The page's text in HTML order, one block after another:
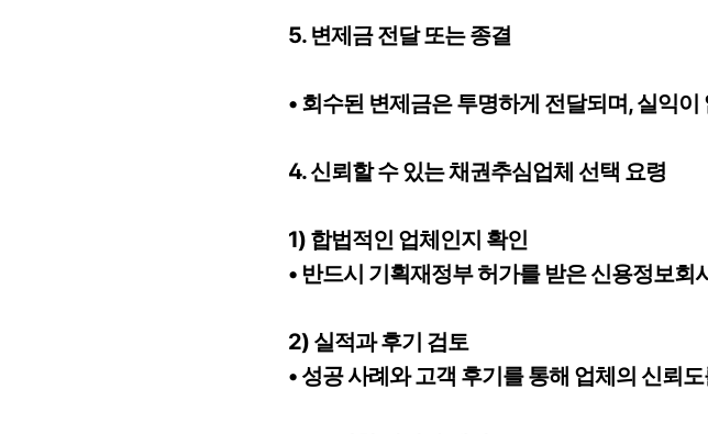
5. 변제금 전달 또는 종결
• 회수된 변제금은 투명하게 전달되며, 실익
4. 신뢰할 수 있는 채권추심업체 선택 요령
1) 합법적인 업체인지 확인
• 반드시 기획재정부 허가를 받은 신용정보회
2) 실적과 후기 검토
• 성공 사례와 고객 후기를 통해 업체의 신뢰